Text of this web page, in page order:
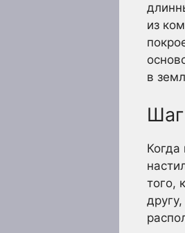
из
в
того,